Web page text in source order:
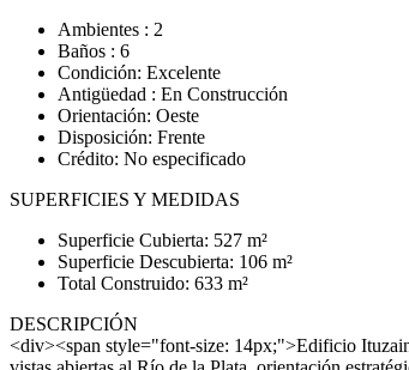
Ambientes : 2
Baños : 6
Condición: Excelente
Antigüedad : En Construcción
Orientación: Oeste
Disposición: Frente
Crédito: No especificado
SUPERFICIES Y MEDIDAS
Superficie Cubierta: 527 m²
Superficie Descubierta: 106 m²
Total Construido: 633 m²
DESCRIPCIÓN
<div><span style="font-size: 14px;">Edificio